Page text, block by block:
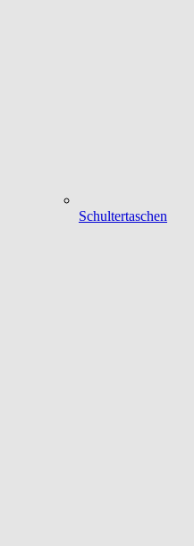
Schultertaschen